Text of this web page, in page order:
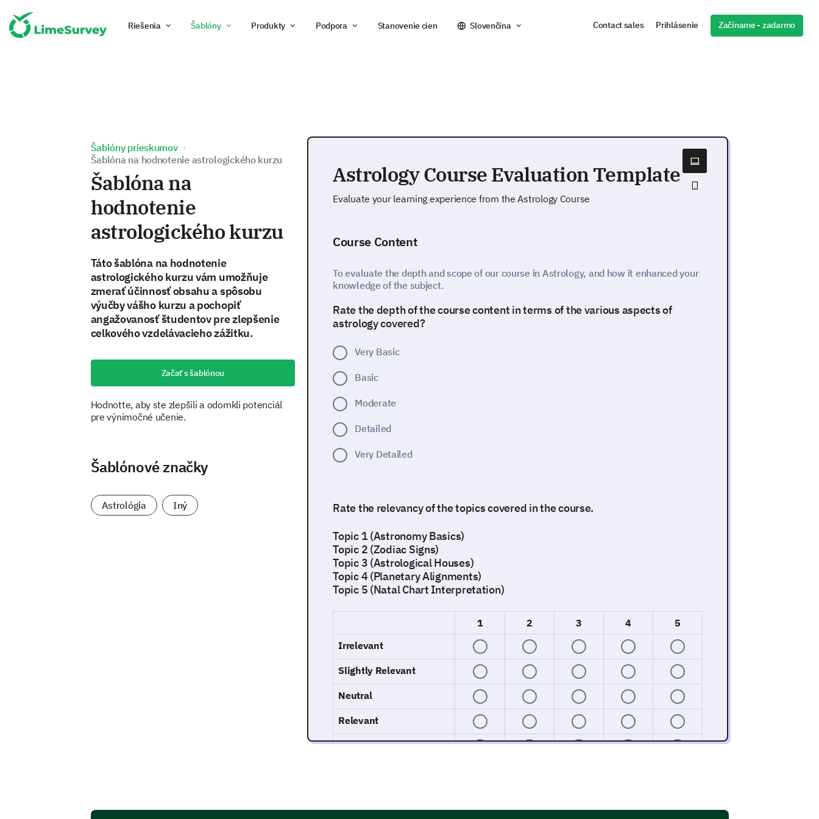
Riešenia Šablóny Produkty Podpora Stanovenie cien Slovenčina Contact sales Prihlásenie Začíname - zadarmo
Šablóny prieskumov
Šablóna na hodnotenie astrologického kurzu
Šablóna na
hodnotenie
astrologického kurzu
Táto šablóna na hodnotenie
astrologického kurzu vám umožňuje
zmerať účinnosť obsahu a spôsobu
výučby vášho kurzu a pochopiť
angažovanosť študentov pre zlepšenie
celkového vzdelávacieho zážitku.
Začať s šablónou
Hodnotte, aby ste zlepšili a odomkli potenciál
pre výnimočné učenie.
Šablónové značky
Astrológia Iný
Astrology Course Evaluation Template
Evaluate your learning experience from the Astrology Course
Course Content
To evaluate the depth and scope of our course in Astrology, and how it enhanced your
knowledge of the subject.
Rate the depth of the course content in terms of the various aspects of
astrology covered?
Very Basic
Basic
Moderate
Detailed
Very Detailed
Rate the relevancy of the topics covered in the course.
Topic 1 (Astronomy Basics)
Topic 2 (Zodiac Signs)
Topic 3 (Astrological Houses)
Topic 4 (Planetary Alignments)
Topic 5 (Natal Chart Interpretation)
1 2 3 4
5
Irrelevant
Slightly Relevant
Neutral
Relevant
Highly Relevant
Course Delivery